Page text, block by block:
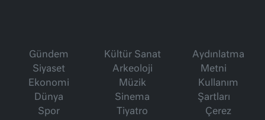
Gündem
Siyaset
Ekonomi
Dünya
Spor
Kültür Sanat
Arkeoloji
Müzik
Sinema
Tiyatro
Aydınlatma
Metni
Kullanım
Şartları
Çerez